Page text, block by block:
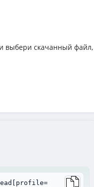
выбери скачанный файл,